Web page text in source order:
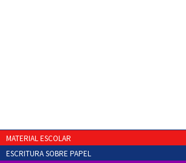
MATERIAL ESCOLAR
ESCRITURA SOBRE PAPEL